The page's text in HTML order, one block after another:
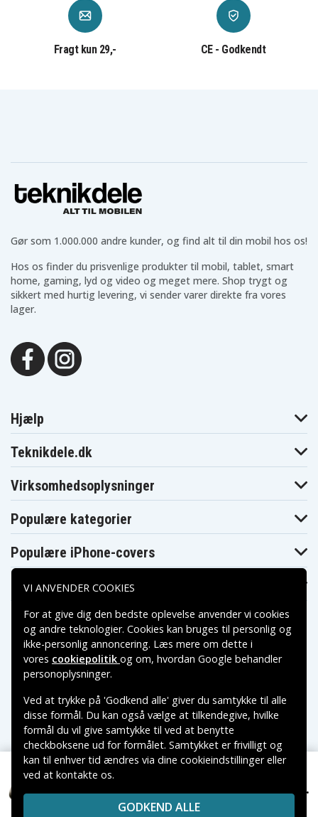
360 kr.
Fragt kun 29,- CE - Godkendt
Gør som 1.000.000 andre kunder, og find alt til din mobil hos os!
Hos os finder du prisvenlige produkter til mobil, tablet, smart
home, gaming, lyd og video og meget mere. Shop trygt og
sikkert med hurtig levering, vi sender varer direkte fra vores
lager.
Hjælp
Teknikdele.dk
Virksomhedsoplysninger
Populære kategorier
Populære iPhone-covers
Populære Samsung-covers
Betalingsmuligheder
Leveringsmuligheder
Copyright © 2026, Spares Nordic AB
VAREMÆRKER NÆVNT PÅ DETTE WEB TILHØRER DE
RESPEKTIVE VAREMÆRKERS-EJER.
VI ANVENDER COOKIES
For at give dig den bedste oplevelse anvender vi cookies
og andre teknologier. Cookies kan bruges til personlig og
ikke-personlig annoncering. Læs mere om dette i
vores cookiepolitik og om, hvordan Google behandler
personoplysninger.
Ved at trykke på 'Godkend alle' giver du samtykke til alle
disse formål. Du kan også vælge at tilkendegive, hvilke
formål du vil give samtykke til ved at benytte
checkboksene ud for formålet. Samtykket er frivilligt og
kan til enhver tid ændres via dine cookieindstillinger eller
ved at kontakte os.
GODKEND ALLE